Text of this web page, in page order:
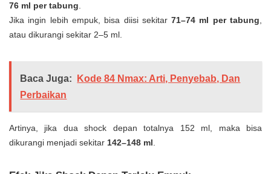
76 ml per tabung.
Jika ingin lebih empuk, bisa diisi sekitar71–74 ml per tabung,
atau dikurangi sekitar 2–5 ml.
Baca Juga:
Kode 84 Nmax: Arti, Penyebab, Dan
Perbaikan
Artinya, jika dua shock depan totalnya 152 ml, maka bisa
dikurangi menjadi sekitar 142–148 ml